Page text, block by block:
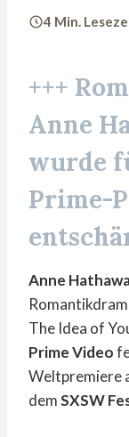
4 Min.
+++
Anne
wurde
Prime-
Anne
The Idea of
Prime Video
Weltpremiere
demSXSW